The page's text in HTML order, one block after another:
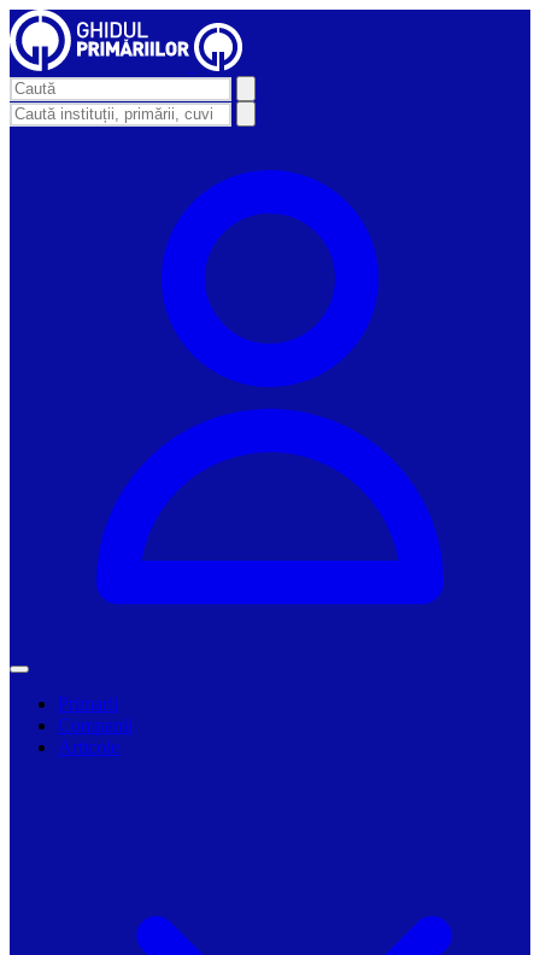
Primarii
Companii
Articole